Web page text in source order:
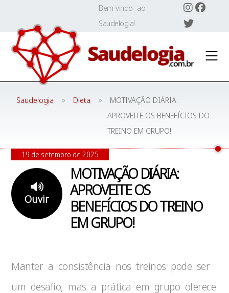
content
Bem-vindo ao
Saudelogia!
Saudelogia » Dieta »
MOTIVAÇÃO DIÁRIA:
APROVEITE OS BENEFÍCIOS DO
TREINO EM GRUPO!
MOTIVAÇÃO DIÁRIA:
APROVEITE OS
BENEFÍCIOS DO TREINO
EM GRUPO!
Ouvir
19 de setembro de 2025
Manter a consistência nos treinos pode ser
um desafio, mas a prática em grupo oferece